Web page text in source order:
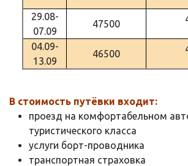
29.08-
07.09
47500
04.09-
13.09
46500
В стоимость путёвки входит:
проезд на комфортабельном
туристического класса
услуги борт-проводника
транспортная страховка